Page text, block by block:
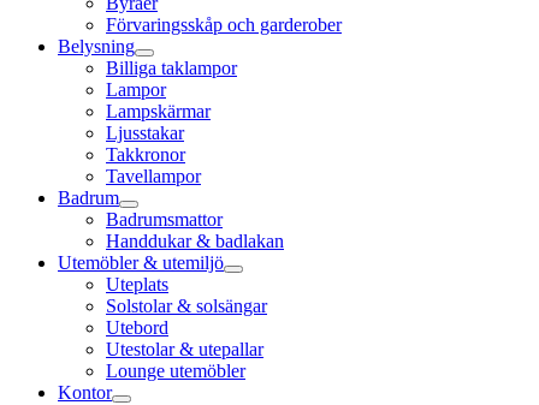
Förvaringsskåp och garderober
Belysning
Billiga taklampor
Lampor
Lampskärmar
Ljusstakar
Takkronor
Tavellampor
Badrum
Badrumsmattor
Handdukar & badlakan
Utemöbler & utemiljö
Uteplats
Solstolar & solsängar
Utebord
Utestolar & utepallar
Lounge utemöbler
Kontor